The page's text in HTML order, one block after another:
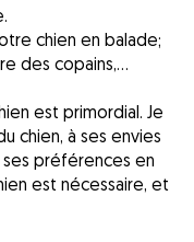
chien en balade;
des copains,...
est primordial. Je
chien, à ses envies
préférences en
est nécessaire, et